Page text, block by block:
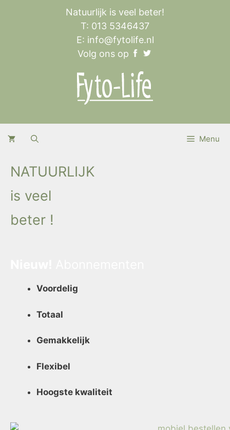
Natuurlijk is veel beter!
T: 013 5346437
E: info@fytolife.nl
Volg ons op
Menu
NATUURLIJK
is veel
beter !
Voordelig
Totaal
Gemakkelijk
Flexibel
Hoogste kwaliteit